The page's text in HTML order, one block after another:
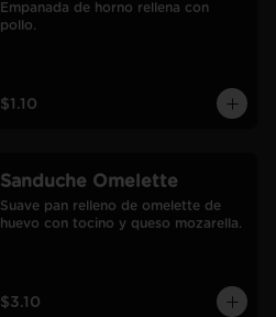
Empanada de horno rellena con
pollo.
$1.10
Sanduche Omelette
Suave pan relleno de omelette de
huevo con tocino y queso mozarella.
$3.10